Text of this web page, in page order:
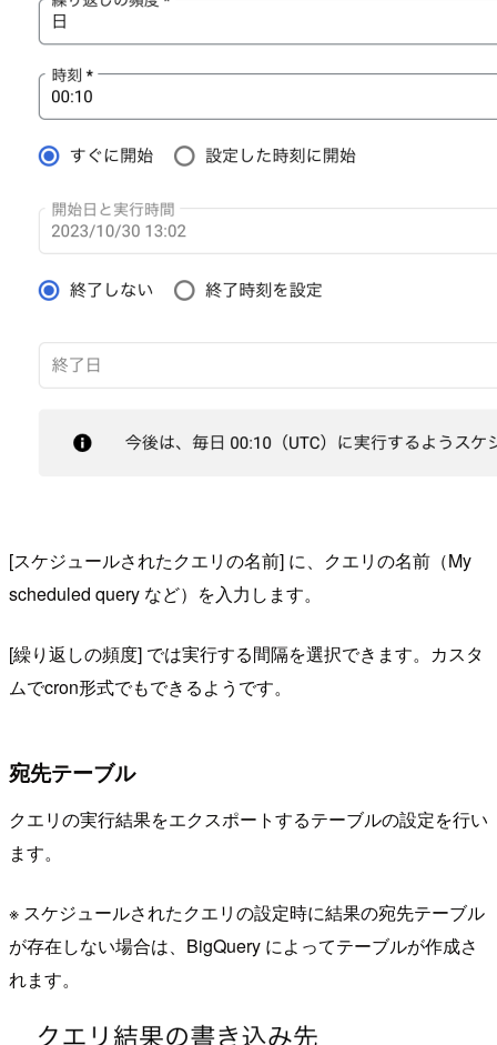
[スケジュールされたクエリの名前] に、クエリの名前（My
scheduled query など）を入力します。
[繰り返しの頻度] では実行する間隔を選択できます。カスタ
ムでcron形式でもできるようです。
宛先テーブル
クエリの実行結果をエクスポートするテーブルの設定を行い
ます。
※ スケジュールされたクエリの設定時に結果の宛先テーブル
が存在しない場合は、BigQuery によってテーブルが作成さ
れます。